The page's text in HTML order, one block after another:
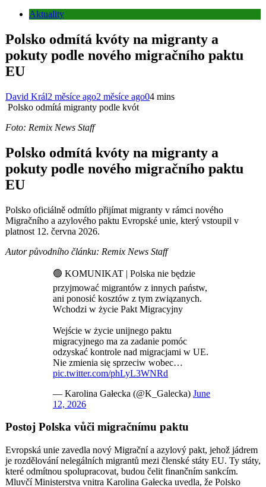
Aktuality
Polsko odmítá kvóty na migranty a
pokuty podle nového migračního paktu
EU
David Král2 měsíce ago2 měsíce ago04 mins
Polsko odmítá migranty podle kvót
Foto: Remix News Staff
Polsko odmítá kvóty na migranty a
pokuty podle nového migračního paktu
EU
Polsko oficiálně odmítlo přijímat migranty v rámci nového
Migračního a azylového paktu Evropské unie, který vstoupil v
platnost 12. června 2026.
Autor původního článku: Remix News Staff
🟢 KOMUNIKAT | Polska nie będzie
przyjmować migrantów z innych państw,
ani ponosić kosztów z tym związanych.
Wchodzi w życie Pakt Migracyjny
Wejście w życie unijnego paktu
migracyjnego ma za zadanie pomóc
odzyskać kontrole nad migracjami w UE.
Nie zmienia się sprzeciw wobec…
pic.twitter.com/phLyL3WNRd
— Karolina Gałecka (@K_Galecka) June
12, 2026
Postoj Polska vůči migračnímu paktu
Evropská unie zavedla nový Migrační a azylový pakt, jehož jádrem
je rozdělování nelegálních migrantů mezi členské státy EU. Ty státy,
které odmítnou spolupracovat, budou čelit finančním sankcím.
Mluvčí Ministerstva vnitra Karolina Gałecka uvedla, že Polsko